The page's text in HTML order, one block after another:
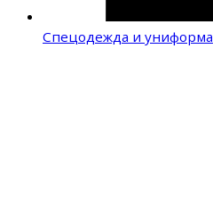
Спецодежда и униформа